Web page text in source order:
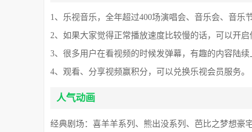
1、乐视音乐，全年超过400场演唱会、音乐会、音乐
2、如果大家觉得正常播放速度比较慢的话，可以开
3、很多用户在看视频的时候发弹幕，有趣的内容陆
4、观看、分享视频赢积分，可以兑换乐视会员服务。
人气动画
经典剧场：喜羊羊系列、熊出没系列、芭比之梦想豪